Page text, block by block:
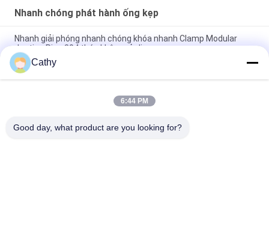
Nhanh chóng phát hành ống kẹp
Nhanh giải phóng nhanh chóng khóa nhanh Clamp Modular
ducting Ring 304 thép không gỉ clip
SUS304 Máy kẹp ống phóng nhanh Khóa nhanh Nhẫn ống dẫn
Nhẫn trống Khóa Nhẫn Kẹp
Nắp ống phóng nhanh khóa nhanh ống thép không gỉ 304 clip
Cathy
6:44 PM
Good day, what product are you looking for?